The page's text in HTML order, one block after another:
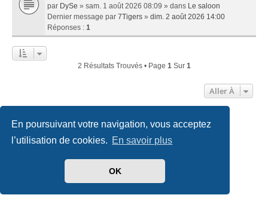
En poursuivant votre navigation, vous acceptez
l’utilisation de cookies. En savoir plus
OK
par DySe » sam. 1 août 2026 08:09 » dans Le saloon
Dernier message par 7Tigers » dim. 2 août 2026 14:00
Réponses : 1
2 Résultats Trouvés • Page 1Sur 1
Aller À
Accueil Index du forum Nous contacter
phpBB-fr.com
created by INVENTEA & v12mike
Conditions